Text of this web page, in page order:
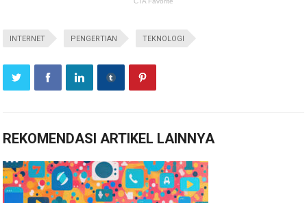
INTERNET PENGERTIAN TEKNOLOGI
REKOMENDASI ARTIKEL LAINNYA